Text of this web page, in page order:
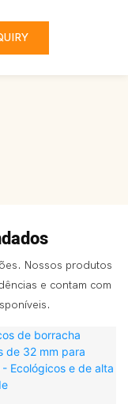
Nossos produtos
e contam com